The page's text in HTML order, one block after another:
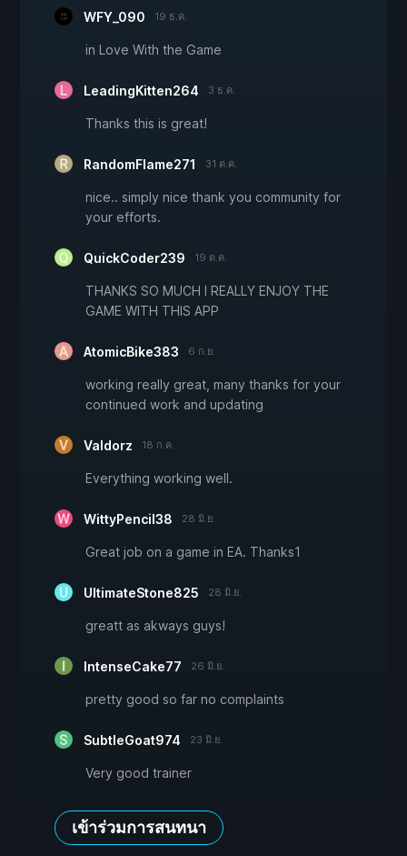
WFY_090 19 ธ.ค.
in Love With the Game
LeadingKitten264 3 ธ.ค.
Thanks this is great!
RandomFlame271 31 ต.ค.
nice.. simply nice thank you community for
your efforts.
QuickCoder239 19 ต.ค.
THANKS SO MUCH I REALLY ENJOY THE
GAME WITH THIS APP
AtomicBike383 6 ก.ย.
working really great, many thanks for your
continued work and updating
Valdorz 18 ก.ค.
Everything working well.
WittyPencil38 28 มิ.ย.
Great job on a game in EA. Thanks1
UltimateStone825 28 มิ.ย.
greatt as akways guys!
IntenseCake77 26 มิ.ย.
pretty good so far no complaints
SubtleGoat974 23 มิ.ย.
Very good trainer
เข้าร่วมการสนทนา